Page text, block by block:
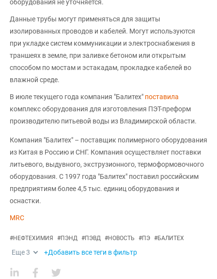
оборудования не уточняется.
Данные трубы могут применяться для защиты
изолированных проводов и кабелей. Могут используются
при укладке систем коммуникации и электроснабжения в
траншеях в земле, при заливке бетоном или открытым
способом по мостам и эстакадам, прокладке кабелей во
влажной среде.
В июле текущего года компания "Балитех" поставила
комплекс оборудования для изготовления ПЭТ-преформ
производителю питьевой воды из Владимирской области.
Компания "Балитех" – поставщик полимерного оборудования
из Китая в Россию и СНГ. Компания осуществляет поставки
литьевого, выдувного, экструзионного, термоформовочного
оборудования. С 1997 года "Балитех" поставил российским
предприятиям более 4,5 тыс. единиц оборудования и
оснастки.
MRC
#НЕФТЕХИМИЯ #ПЭНД #ПЭВД #НОВОСТЬ #ПЭ #БАЛИТЕХ
Еще3 +Добавить все теги в фильтр